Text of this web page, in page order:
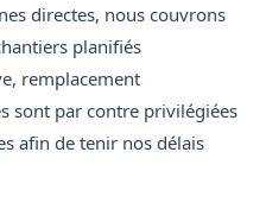
directes, nous couvrons
planifiés
remplacement
sont par contre privilégiées
afin de tenir nos délais